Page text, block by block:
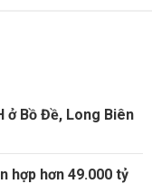
ở Bồ Đề, Long Biên
hợp hơn 49.000 tỷ